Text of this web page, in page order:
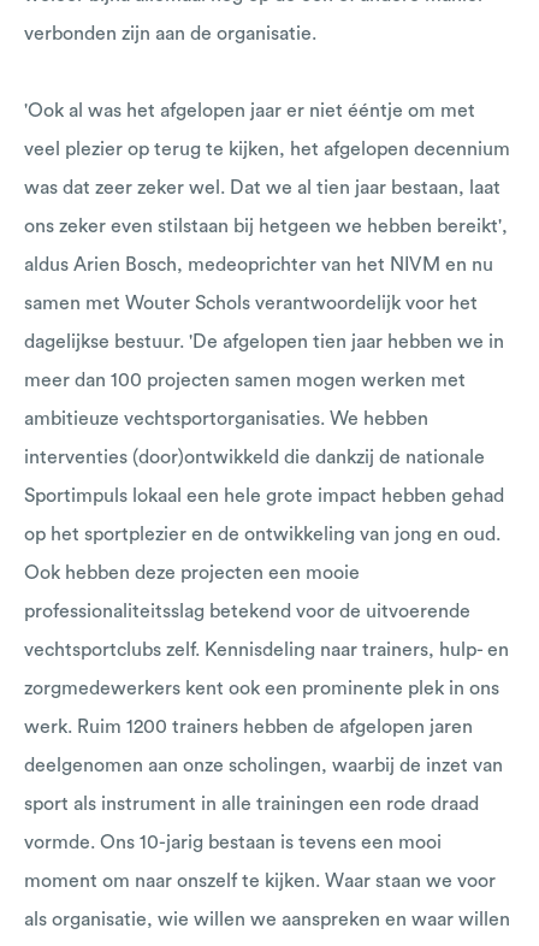
verbonden zijn aan de organisatie.
'Ook al was het afgelopen jaar er niet ééntje om met
veel plezier op terug te kijken, het afgelopen decennium
was dat zeer zeker wel. Dat we al tien jaar bestaan, laat
ons zeker even stilstaan bij hetgeen we hebben bereikt',
aldus Arien Bosch, medeoprichter van het NIVM en nu
samen met Wouter Schols verantwoordelijk voor het
dagelijkse bestuur. 'De afgelopen tien jaar hebben we in
meer dan 100 projecten samen mogen werken met
ambitieuze vechtsportorganisaties. We hebben
interventies (door)ontwikkeld die dankzij de nationale
Sportimpuls lokaal een hele grote impact hebben gehad
op het sportplezier en de ontwikkeling van jong en oud.
Ook hebben deze projecten een mooie
professionaliteitsslag betekend voor de uitvoerende
vechtsportclubs zelf. Kennisdeling naar trainers, hulp- en
zorgmedewerkers kent ook een prominente plek in ons
werk. Ruim 1200 trainers hebben de afgelopen jaren
deelgenomen aan onze scholingen, waarbij de inzet van
sport als instrument in alle trainingen een rode draad
vormde. Ons 10-jarig bestaan is tevens een mooi
moment om naar onszelf te kijken. Waar staan we voor
als organisatie, wie willen we aanspreken en waar willen